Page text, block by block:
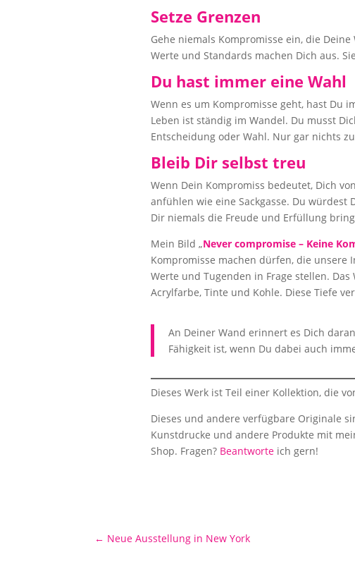
Setze Grenzen
Gehe niemals Kompromisse ein, die
Werte und Standards machen Dich aus.
Du hast immer eine Wahl
Wenn es um Kompromisse geht, hast Du
Leben ist ständig im Wandel. Du musst
Entscheidung oder Wahl. Nur gar nichts
Bleib Dir selbst treu
Wenn Dein Kompromiss bedeutet, Dich
anfühlen wie eine Sackgasse. Du würdest
Dir niemals die Freude und Erfüllung
Mein Bild „Never compromise – Keine
Kompromisse machen dürfen, die unsere
Werte und Tugenden in Frage stellen.
Acrylfarbe, Tinte und Kohle. Diese Tiefe
An Deiner Wand erinnert es Dich
Fähigkeit ist, wenn Du dabei auch
Dieses Werk ist Teil einer Kollektion, die
Dieses und andere verfügbare Originale
Kunstdrucke und andere Produkte mit
Shop. Fragen? Beantworteich gern!
← Neue Ausstellung in New York